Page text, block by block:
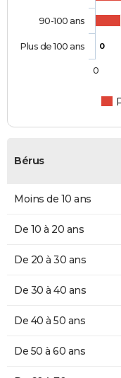
0
90-100 ans
Plus de 100 ans
0
Bérus
Moins de 10 ans
De 10 à 20 ans
De 20 à 30 ans
De 30 à 40 ans
De 40 à 50 ans
De 50 à 60 ans